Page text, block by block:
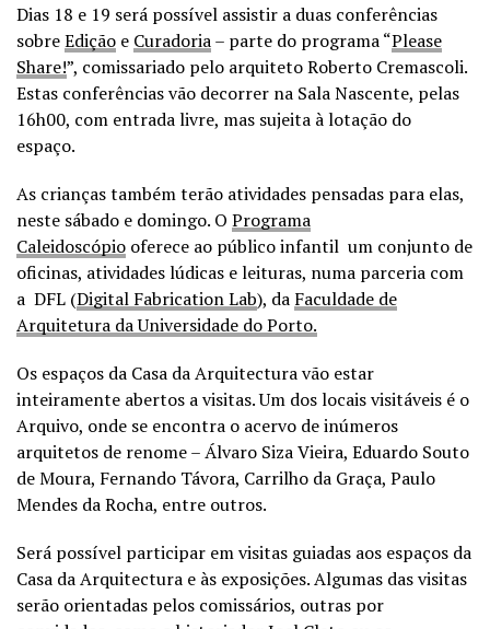
Dias 18 e 19 será possível assistir a duas conferências
sobreEdição e Curadoria– parte do programa “Please
Share!”, comissariado pelo arquiteto Roberto Cremascoli.
Estas conferências vão decorrer na Sala Nascente, pelas
16h00, com entrada livre, mas sujeita à lotação do
espaço.
As crianças também terão atividades pensadas para elas,
neste sábado e domingo. O Programa
Caleidoscópio oferece ao público infantil um conjunto de
oficinas, atividades lúdicas e leituras, numa parceria com
a DFL (Digital Fabrication Lab), da Faculdade de
Arquitetura da Universidade do Porto.
Os espaços da Casa da Arquitectura vão estar
inteiramente abertos a visitas. Um dos locais visitáveis é o
Arquivo, onde se encontra o acervo de inúmeros
arquitetos de renome – Álvaro Siza Vieira, Eduardo Souto
de Moura, Fernando Távora, Carrilho da Graça, Paulo
Mendes da Rocha, entre outros.
Será possível participar em visitas guiadas aos espaços da
Casa da Arquitectura e às exposições. Algumas das visitas
serão orientadas pelos comissários, outras por